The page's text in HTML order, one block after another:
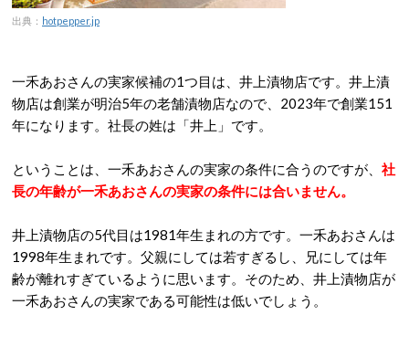
出典： hotpepper.jp
一禾あおさんの実家候補の1つ目は、井上漬物店です。井上漬
物店は創業が明治5年の老舗漬物店なので、2023年で創業151
年になります。社長の姓は「井上」です。
ということは、一禾あおさんの実家の条件に合うのですが、 社
長の年齢が一禾あおさんの実家の条件には合いません。
井上漬物店の5代目は1981年生まれの方です。一禾あおさんは
1998年生まれです。父親にしては若すぎるし、兄にしては年
齢が離れすぎているように思います。そのため、井上漬物店が
一禾あおさんの実家である可能性は低いでしょう。